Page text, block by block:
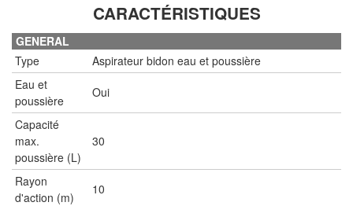
CARACTÉRISTIQUES
GENERAL
Type
Aspirateur bidon eau et poussière
Eau et
poussière
Oui
Capacité
max.
poussière (L)
30
Rayon
d'action (m)
10